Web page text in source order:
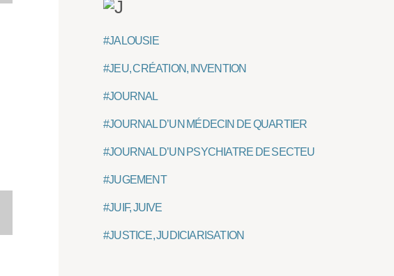
#JALOUSIE
#JEU, CRÉATION, INVENTION
#JOURNAL
#JOURNAL D’UN MÉDECIN DE QUARTIER
#JOURNAL D’UN PSYCHIATRE DE SECTEUR
#JUGEMENT
#JUIF, JUIVE
#JUSTICE, JUDICIARISATION